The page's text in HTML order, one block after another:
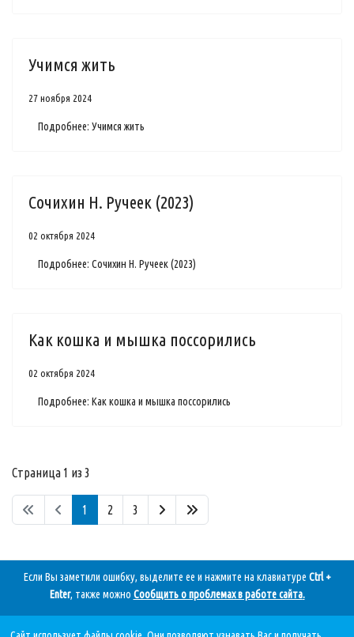
Учимся жить
27 ноября 2024
Подробнее: Учимся жить
Сочихин Н. Ручеек (2023)
02 октября 2024
Подробнее: Сочихин Н. Ручеек (2023)
Как кошка и мышка поссорились
02 октября 2024
Подробнее: Как кошка и мышка поссорились
Страница 1 из 3
1 2 3
Если Вы заметили ошибку, выделите ее и нажмите на клавиатуре Ctrl +
Enter, также можно Сообщить о проблемах в работе сайта.